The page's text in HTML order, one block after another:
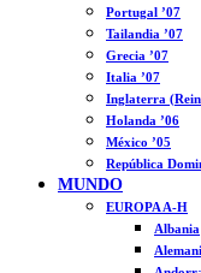
Portugal ’07
Tailandia ’07
Grecia ’07
Italia ’07
Inglaterra
Holanda ’06
México ’05
República
MUNDO
EUROPA A-H
Albania